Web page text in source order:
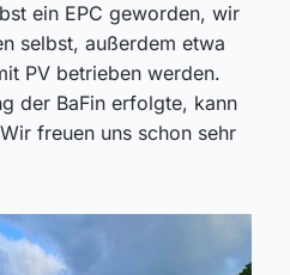
ein EPC geworden, wir
selbst, außerdem etwa
PV betrieben werden.
der BaFin erfolgte, kann
freuen uns schon sehr